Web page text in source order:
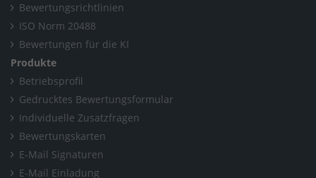
Bewertungsrichtlinien
ISO Norm 20488
Bewertungen für die KI
Produkte
Betriebsprofil
Gedrucktes Bewertungsformular
Individuelle Zusatzfragen
Bewertungskarten
E-Mail Signaturen
E-Mail Einladung